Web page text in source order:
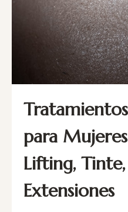
para
Lifting,
Extensiones